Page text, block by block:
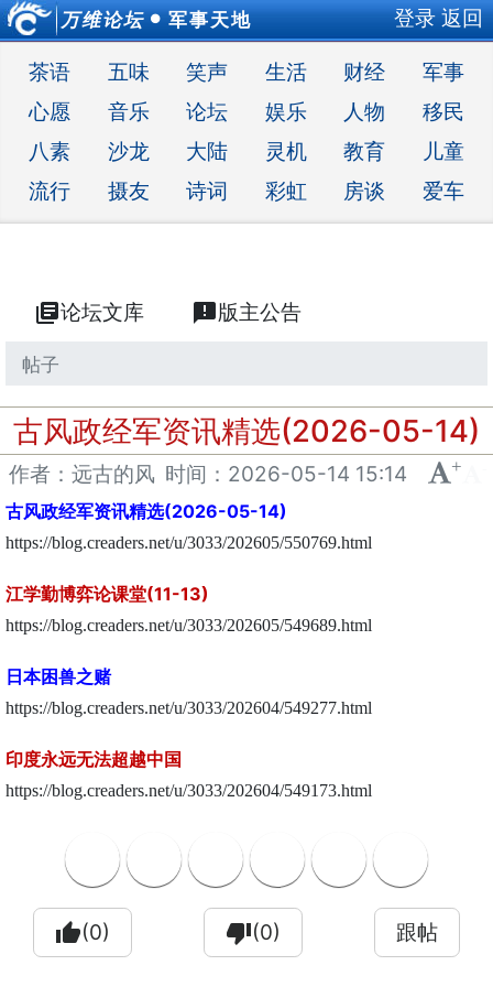
万维论坛 ● 军事天地 登录 返回
茶语 五味 笑声 生活 财经
军事
心愿
音乐 论坛 娱乐 人物
移民
八素
沙龙 大陆 灵机 教育
儿童
流行
摄友 诗词 彩虹 房谈 爱车
library_books论坛文库 announcement版主公告
帖子
古风政经军资讯精选(2026-05-14)
作者：远古的风 时间： 2026-05-14 15:14 +
古风政经军资讯精选(2026-05-14)
https://blog.creaders.net/u/3033/202605/550769.html
江学勤博弈论课堂(11-13)
https://blog.creaders.net/u/3033/202605/549689.html
日本困兽之赌
https://blog.creaders.net/u/3033/202604/549277.html
印度永远无法超越中国
https://blog.creaders.net/u/3033/202604/549173.html
thumb_up(0) thumb_down(0) 跟帖